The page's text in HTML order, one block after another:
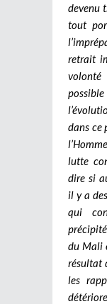
devenu
tout
retrait
dans ce
lutte
dire si
il y a
qui
du Mali
résultat
les